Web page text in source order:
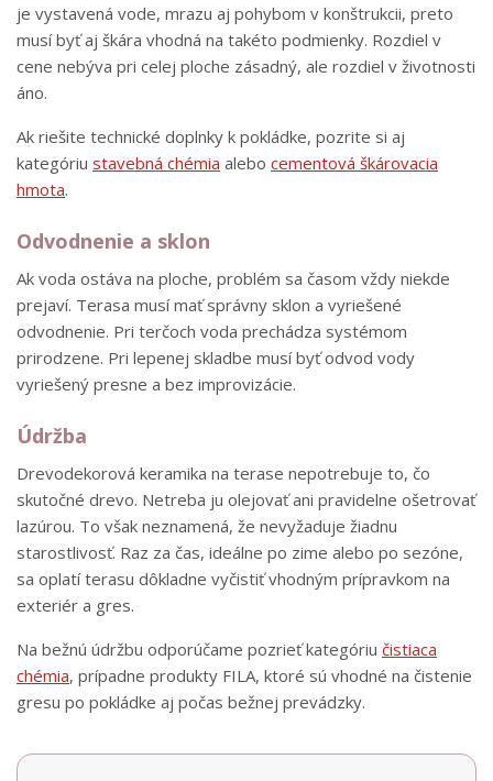
je vystavená vode, mrazu aj pohybom v konštrukcii, preto
musí byť aj škára vhodná na takéto podmienky. Rozdiel v
cene nebýva pri celej ploche zásadný, ale rozdiel v životnosti
áno.
Ak riešite technické doplnky k pokládke, pozrite si aj
kategóriu stavebná chémia alebo cementová škárovacia
hmota.
Odvodnenie a sklon
Ak voda ostáva na ploche, problém sa časom vždy niekde
prejaví. Terasa musí mať správny sklon a vyriešené
odvodnenie. Pri terčoch voda prechádza systémom
prirodzene. Pri lepenej skladbe musí byť odvod vody
vyriešený presne a bez improvizácie.
Údržba
Drevodekorová keramika na terase nepotrebuje to, čo
skutočné drevo. Netreba ju olejovať ani pravidelne ošetrovať
lazúrou. To však neznamená, že nevyžaduje žiadnu
starostlivosť. Raz za čas, ideálne po zime alebo po sezóne,
sa oplatí terasu dôkladne vyčistiť vhodným prípravkom na
exteriér a gres.
Na bežnú údržbu odporúčame pozrieť kategóriu čistiaca
chémia, prípadne produkty FILA, ktoré sú vhodné na čistenie
gresu po pokládke aj počas bežnej prevádzky.